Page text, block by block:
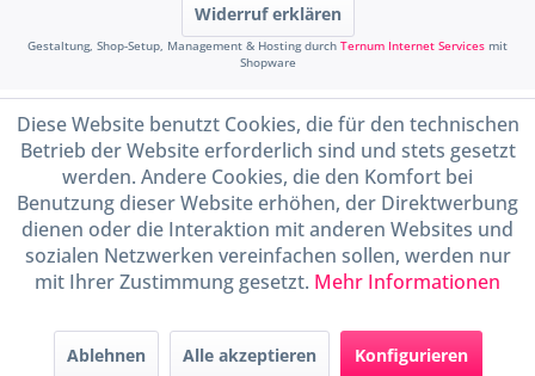
Widerruf erklären
Gestaltung, Shop-Setup, Management & Hosting durch Ternum Internet Services mit
Shopware
Diese Website benutzt Cookies, die für den technischen
Betrieb der Website erforderlich sind und stets gesetzt
werden. Andere Cookies, die den Komfort bei
Benutzung dieser Website erhöhen, der Direktwerbung
dienen oder die Interaktion mit anderen Websites und
sozialen Netzwerken vereinfachen sollen, werden nur
mit Ihrer Zustimmung gesetzt. Mehr Informationen
Ablehnen Alle akzeptieren Konfigurieren